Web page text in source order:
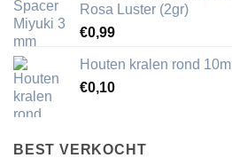
Rosa Luster (2gr)
€0,99
Houten kralen rond
€0,10
BEST VERKOCHT